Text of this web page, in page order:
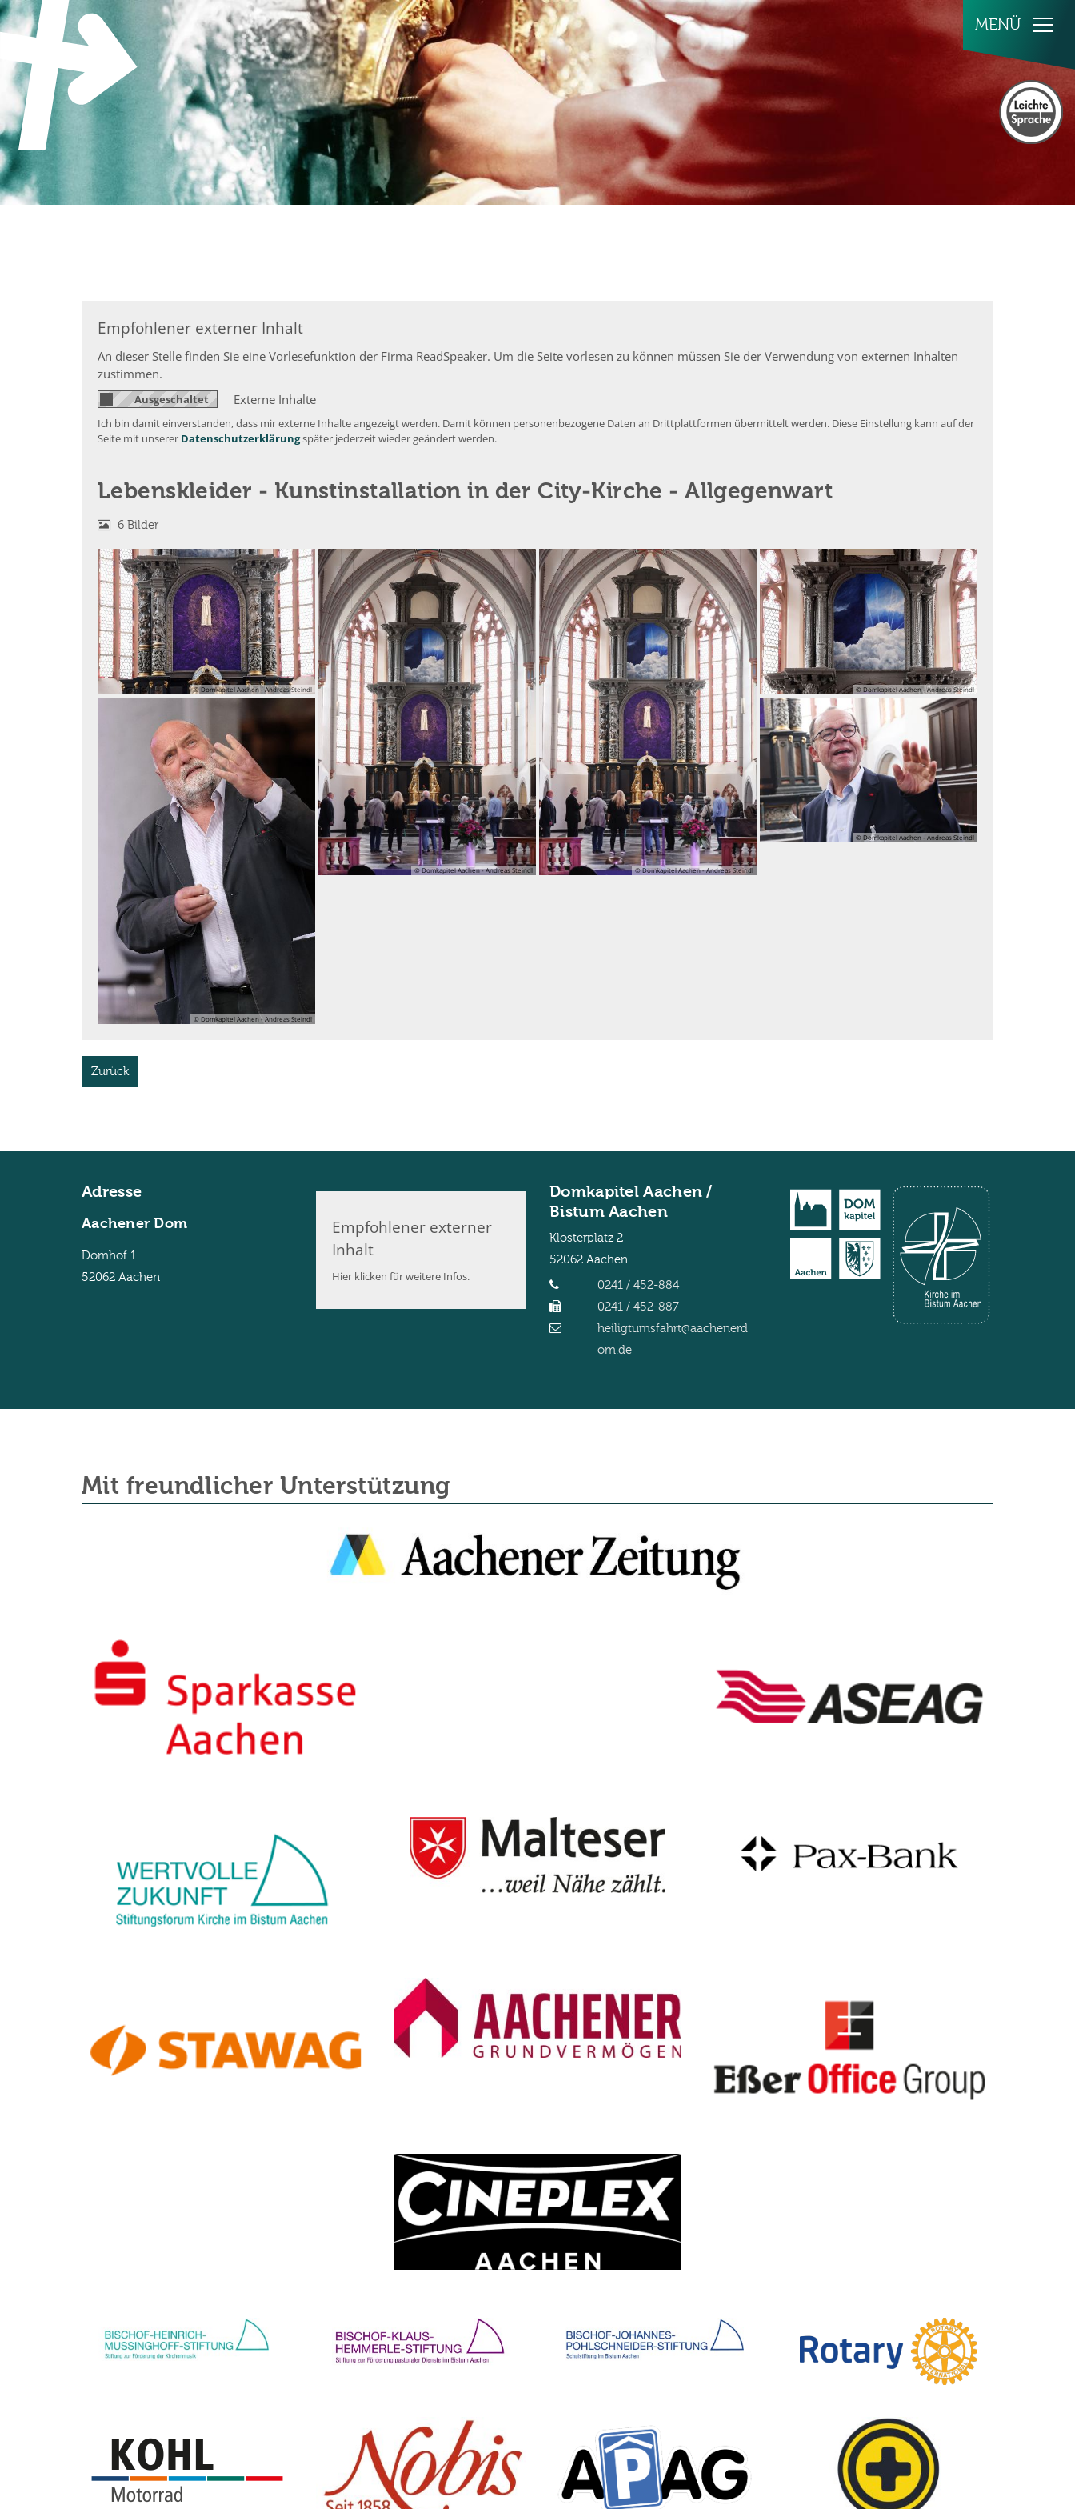
Zum Inhalt springen
Empfohlener externer Inhalt
An dieser Stelle finden Sie eine Vorlesefunktion der Firma ReadSpeaker. Um die Seite vorlesen zu können müssen Sie der Verwendung von externen Inhalten
zustimmen.
Externe Inhalte
Ich bin damit einverstanden, dass mir externe Inhalte angezeigt werden. Damit können personenbezogene Daten an Drittplattformen übermittelt werden. Diese Einstellung kann auf der
Seite mit unserer Datenschutzerklärungspäter jederzeit wieder geändert werden.
Lebenskleider - Kunstinstallation in der City-Kirche - Allgegenwart
6 Bilder
© Domkapitel Aachen - Andreas Steindl
© Domkapitel Aachen - Andreas Steindl © Domkapitel Aachen - Andreas Steindl
© Domkapitel Aachen - Andreas Steindl
© Domkapitel Aachen - Andreas Steindl
© Domkapitel Aachen - Andreas Steindl
Zurück
Adresse
Aachener Dom
Domhof 1
52062 Aachen
Empfohlener externer
Inhalt
Hier klicken für weitere Infos.
Domkapitel Aachen /
Bistum Aachen
Klosterplatz 2
52062 Aachen
0241 / 452-884
0241 / 452-887
heiligtumsfahrt@aachenerd
om.de
Mit freundlicher Unterstützung